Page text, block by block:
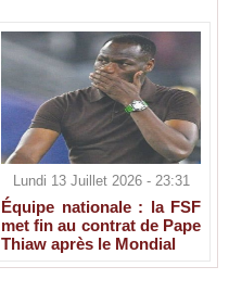
Lundi 13 Juillet 2026 - 23:31
Équipe nationale : la FSF
met fin au contrat de Pape
Thiaw après le Mondial